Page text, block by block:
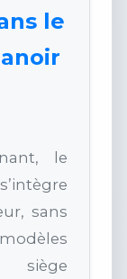
le
le
sans
siège